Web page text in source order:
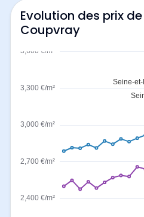
Evolution des prix
Coupvray